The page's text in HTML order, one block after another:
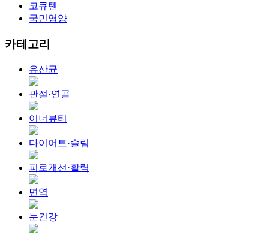
코큐텐
국민영양
카테고리
유산균
관절·연골
이너뷰티
다이어트·슬림
피로개선·활력
면역
눈건강